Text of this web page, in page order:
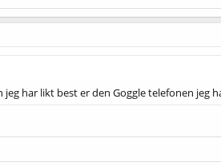
har likt best er den Goggle telefonen jeg